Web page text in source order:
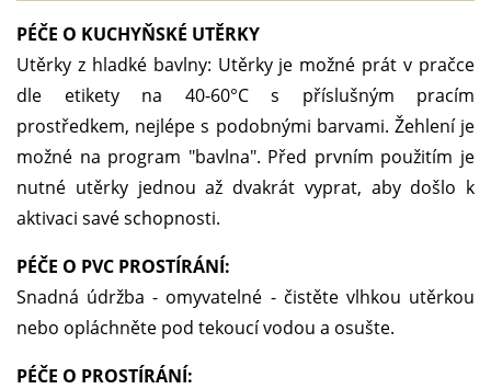
PÉČE O KUCHYŇSKÉ UTĚRKY
Utěrky z hladké bavlny: Utěrky je možné prát v pračce
dle etikety na 40-60°C s příslušným pracím
prostředkem, nejlépe s podobnými barvami. Žehlení je
možné na program "bavlna". Před prvním použitím je
nutné utěrky jednou až dvakrát vyprat, aby došlo k
aktivaci savé schopnosti.
PÉČE O PVC PROSTÍRÁNÍ:
Snadná údržba - omyvatelné - čistěte vlhkou utěrkou
nebo opláchněte pod tekoucí vodou a osušte.
PÉČE O PROSTÍRÁNÍ: